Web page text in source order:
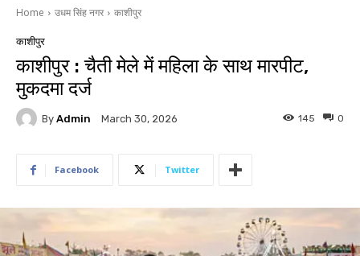
Home उधम सिंह नगर काशीपुर
काशीपुर
काशीपुर : चैती मेले में महिला के साथ मारपीट,
मुकदमा दर्ज
By Admin March 30, 2026 0
145
Facebook Twitter